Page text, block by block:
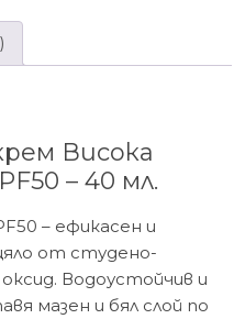
Висока
– 40 мл.
– ефикасен и
от студено-
Водоустойчив и
мазен и бял слой по